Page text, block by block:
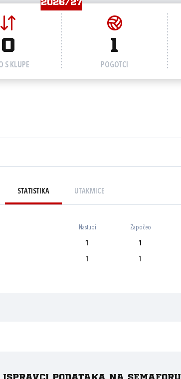
2026/27
0
S KLUPE
1
POGOTCI
STATISTIKA UTAKMICE
Nastupi Započeo
1 1
1 1